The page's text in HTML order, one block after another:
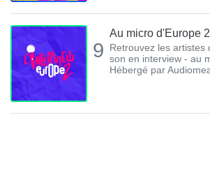
9
Au micro d'Europe 2
Retrouvez les artistes
son en interview - au
Hébergé par